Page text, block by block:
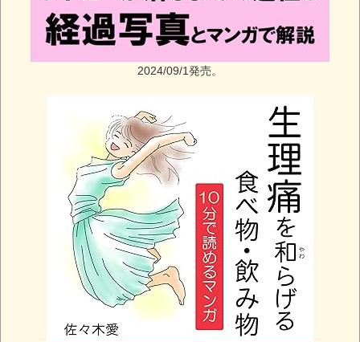
2024/09/1発売。